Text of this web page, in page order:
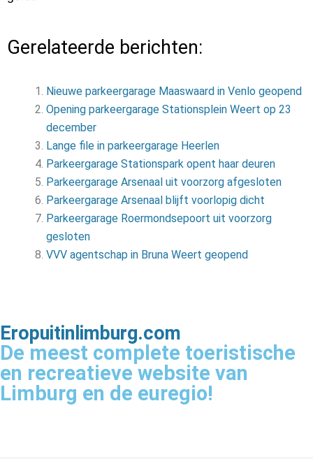
Gerelateerde berichten:
Nieuwe parkeergarage Maaswaard in Venlo geopend
Opening parkeergarage Stationsplein Weert op 23
december
Lange file in parkeergarage Heerlen
Parkeergarage Stationspark opent haar deuren
Parkeergarage Arsenaal uit voorzorg afgesloten
Parkeergarage Arsenaal blijft voorlopig dicht
Parkeergarage Roermondsepoort uit voorzorg
gesloten
VVV agentschap in Bruna Weert geopend
Eropuitinlimburg.com
De meest complete toeristische
en recreatieve website van
Limburg en de euregio!